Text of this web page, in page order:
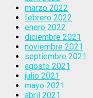
marzo 2022
febrero 2022
enero 2022
diciembre 2021
noviembre 2021
septiembre 2021
agosto 2021
julio 2021
mayo 2021
abril 2021